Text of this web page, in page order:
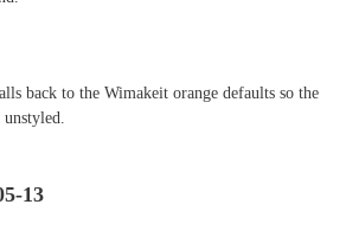
back to the Wimakeit orange defaults so the
13